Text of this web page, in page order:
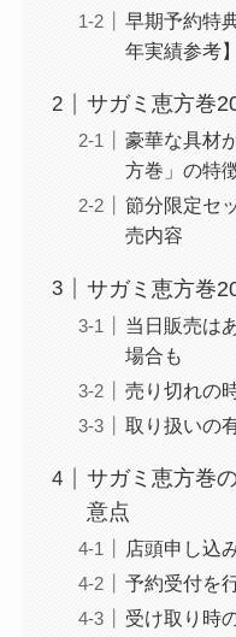
早期予約特
年実績参考】
サガミ恵方巻
豪華な具材
方巻」の特
節分限定セ
売内容
サガミ恵方巻
当日販売は
場合も
売り切れの
取り扱いの
サガミ恵方巻
意点
店頭申し込
予約受付を
受け取り時